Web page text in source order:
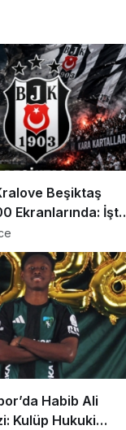
Beşiktaş
Ekranlarında: İşte
Detayları
Habib Ali
Kulüp Hukuki